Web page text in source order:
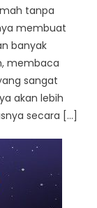
tanpa
membuat
banyak
membaca
sangat
akan lebih
secara […]